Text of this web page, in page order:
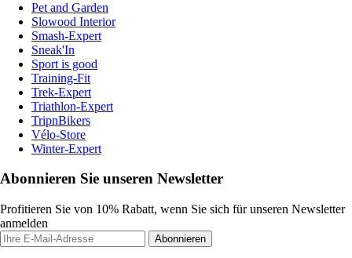
Pet and Garden
Slowood Interior
Smash-Expert
Sneak'In
Sport is good
Training-Fit
Trek-Expert
Triathlon-Expert
TripnBikers
Vélo-Store
Winter-Expert
Abonnieren Sie unseren Newsletter
Profitieren Sie von 10% Rabatt, wenn Sie sich für unseren Newsletter
anmelden
Abonnieren